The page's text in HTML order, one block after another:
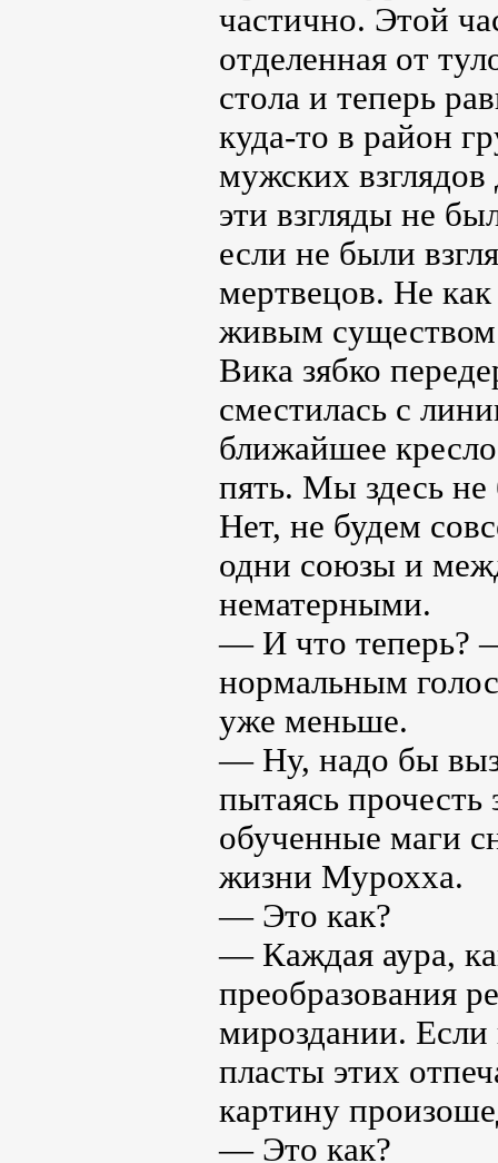
частично. Этой
отделенная от
стола и теперь
куда-то в район
мужских взглядов
эти взгляды не
если не были
мертвецов. Не
живым
Вика зябко
сместилась с
ближайшее
пять. Мы здесь не
Нет, не будем
одни союзы и
нематерными.
— И что теперь?
нормальным
уже меньше.
— Ну, надо бы
пытаясь
обученные маги
жизни Мурохха.
— Это как?
— Каждая аура,
преобразования
мироздании. Если
пласты этих
картину
— Это как?